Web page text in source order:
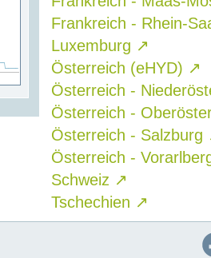
Frankreich - Rhein-
Luxemburg ↗
Österreich (eHYD) ↗
Österreich -
Österreich -
Österreich - Salzburg
Österreich -
Schweiz ↗
Tschechien ↗